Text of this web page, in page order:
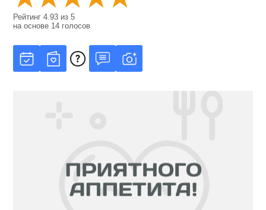
Рейтинг4.93 из5
на основе 14 голосов